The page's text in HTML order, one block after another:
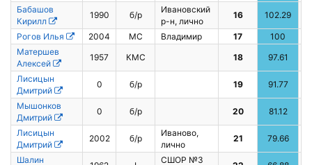
Бабашов
Кирилл
1990 б/р
Ивановский
р-н, лично
16 102.29
Рогов Илья 2004 МС Владимир 17
100
Матершев
Алексей
1957 КМС 18 97.61
Лисицын
Дмитрий
0 б/р 19 91.77
Мышонков
Дмитрий
0 б/р 20 81.12
Лисицын
Дмитрий
2002 б/р
Иваново,
лично
21 79.66
Шалин
СШОР №3